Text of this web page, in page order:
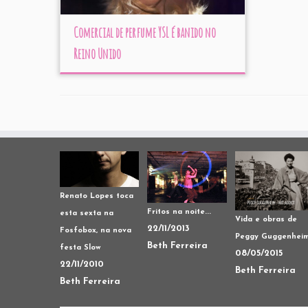
Comercial de perfume YSL é banido no
Reino Unido
Renato Lopes toca
esta sexta na
Fosfobox, na nova
festa Slow
22/11/2010
Beth Ferreira
Fritos na noite...
22/11/2013
Beth Ferreira
Vida e obras de
Peggy
08/05/2015
Beth Ferreira